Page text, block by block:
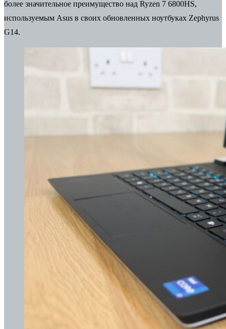
более значительное преимущество над Ryzen 7 6800HS,
используемым Asus в своих обновленных ноутбуках Zephyrus
G14.